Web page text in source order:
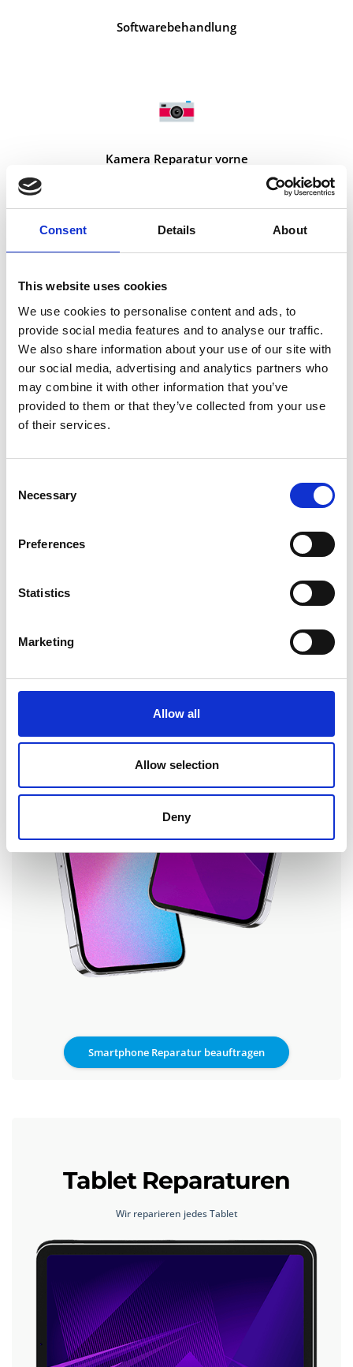
Consent Details About
This website uses cookies
We use cookies to personalise content and ads, to
provide social media features and to analyse our traffic.
We also share information about your use of our site with
our social media, advertising and analytics partners who
may combine it with other information that you’ve
provided to them or that they’ve collected from your use
of their services.
Selection
Necessary
Preferences
Statistics
Marketing
Allow all
Allow selection
Deny
Softwarebehandlung
Kamera Reparatur vorne
Kamera Reparatur hinten
Smartphone Reparaturen
Smartphone Reparatur beauftragen
Tablet Reparaturen
Wir reparieren jedes Tablet